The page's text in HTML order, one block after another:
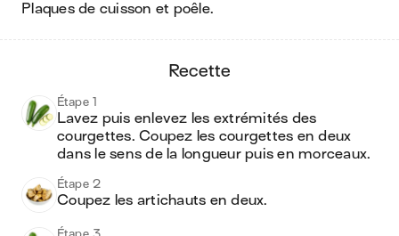
plaques de cuisson et poêle.
recette
Étape 1
Lavez puis enlevez les extrémités des
courgettes. Coupez les courgettes en deux
dans le sens de la longueur puis en morceaux.
Étape 2
Coupez les artichauts en deux.